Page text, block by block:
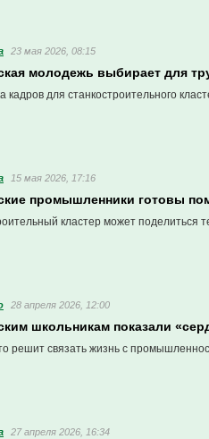
23 мая 2026, 08:15
молодежь выбирает для
кадров для станкостроительного
15 мая 2026, 17:16
промышленники готовы
кластер может поделиться
28 апреля 2026, 12:00
школьникам показали
решит связать жизнь с
27 апреля 2026, 16:34